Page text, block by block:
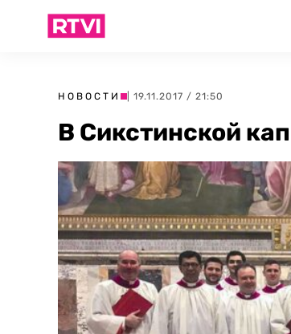
НОВОСТИ | 19.11.2017 / 21:50
В Сикстинской